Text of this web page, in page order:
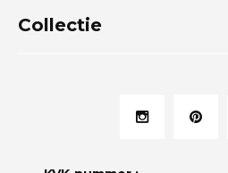
Collectie